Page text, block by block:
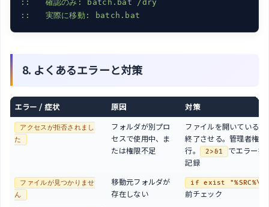
::   確認のみ: batch.bat /dry
8. よくあるエラーと対策
エラー / 症状 原因 対策
アクセスが拒否されまし
た
フォルダが別プロ
セスで使用中、ま
たは権限不足
ファイルを開いているア
終了させる。管理者権限
行。
2>&1
でエラーを
記録
ファイルが見つかりませ
ん
移動元フォルダが
存在しない
if exist "%SRC%\"
前チェック